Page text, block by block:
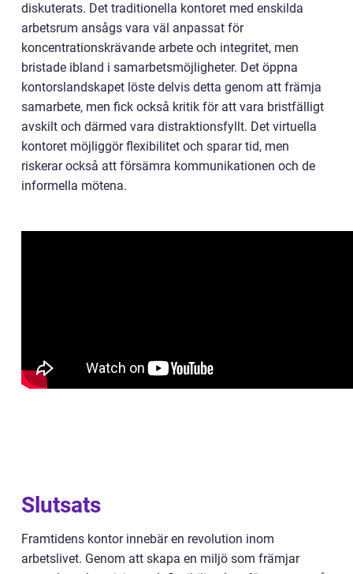
diskuterats. Det traditionella kontoret med enskilda
arbetsrum ansågs vara väl anpassat för
koncentrationskrävande arbete och integritet, men
bristade ibland i samarbetsmöjligheter. Det öppna
kontorslandskapet löste delvis detta genom att främja
samarbete, men fick också kritik för att vara bristfälligt
avskilt och därmed vara distraktionsfyllt. Det virtuella
kontoret möjliggör flexibilitet och sparar tid, men
riskerar också att försämra kommunikationen och de
informella mötena.
Slutsats
Framtidens kontor innebär en revolution inom
arbetslivet. Genom att skapa en miljö som främjar